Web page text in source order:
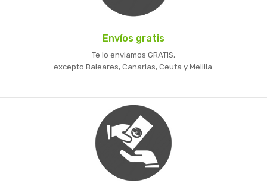
Envíos gratis
Te lo enviamos GRATIS,
excepto Baleares, Canarias, Ceuta y Melilla.